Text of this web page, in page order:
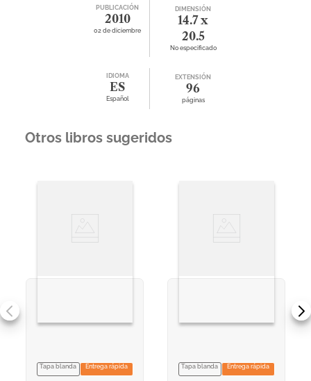
PUBLICACIÓN
2010
02 de diciembre
DIMENSIÓN
14.7 x
20.5
No especificado
IDIOMA
ES
Español
EXTENSIÓN
96
páginas
Otros libros sugeridos
VER INFORMACION
Tapa blanda Entrega rápida
VER INFORMACION
Tapa blanda Entrega rápida